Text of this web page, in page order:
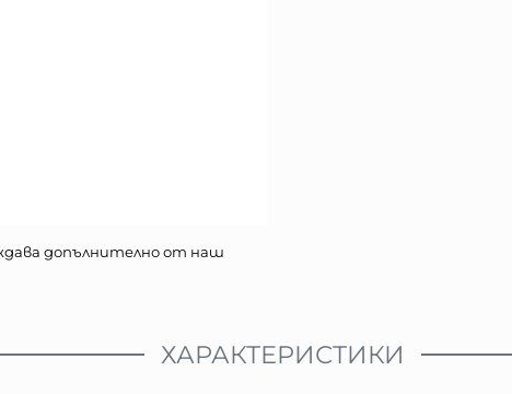
допълнително от наш
ХАРАКТЕРИСТИКИ